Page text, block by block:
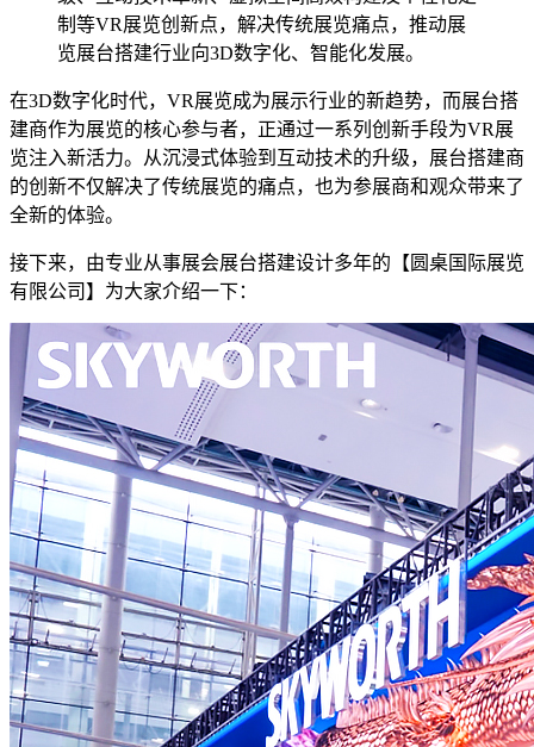
制等VR展览创新点，解决传统展览痛点，推动展
览展台搭建行业向3D数字化、智能化发展。
在3D数字化时代，VR展览成为展示行业的新趋势，而展台搭
建商作为展览的核心参与者，正通过一系列创新手段为VR展
览注入新活力。从沉浸式体验到互动技术的升级，展台搭建商
的创新不仅解决了传统展览的痛点，也为参展商和观众带来了
全新的体验。
接下来，由专业从事展会展台搭建设计多年的【圆桌国际展览
有限公司】为大家介绍一下：